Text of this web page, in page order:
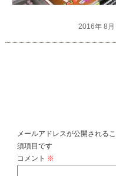
2016年 8月
メールアドレスが公開される
須項目です
コメント ※